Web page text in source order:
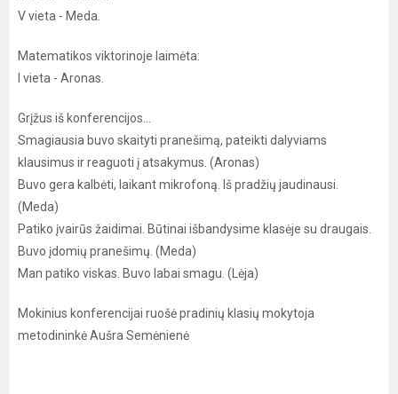
V vieta - Meda.
Matematikos viktorinoje laimėta:
I vieta - Aronas.
Grįžus iš konferencijos...
Smagiausia buvo skaityti pranešimą, pateikti dalyviams
klausimus ir reaguoti į atsakymus. (Aronas)
Buvo gera kalbėti, laikant mikrofoną. Iš pradžių jaudinausi.
(Meda)
Patiko įvairūs žaidimai. Būtinai išbandysime klasėje su draugais.
Buvo įdomių pranešimų. (Meda)
Man patiko viskas. Buvo labai smagu. (Lėja)
Mokinius konferencijai ruošė pradinių klasių mokytoja
metodininkė Aušra Semėnienė